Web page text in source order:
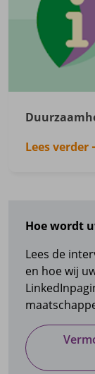
Lees verder
Hoe wordt
Lees de
en hoe wij